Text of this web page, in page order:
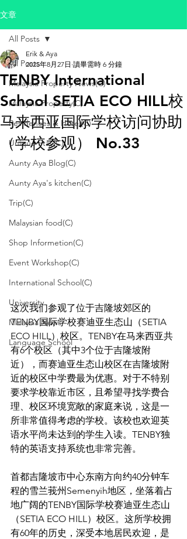
文章
All Posts
Malaysia Property News(C)
Malaysia Property(C)
Residences & Hotel(C)
Unique Stay(C)
Aunty Aya Blog(C)
Aunty Aya's kitchen(C)
Trip(C)
Malaysian food(C)
Shop Informetion(C)
Event Workshop(C)
International School(C)
University
Malaysia News
Language School
All Posts
TENBY International
School SETIA ECO HILL校
马来西亚国际学校访问协助
（学校参观） No.33
Erik & Aya
2025年8月27日 讀畢需時 6 分鐘
这次我们参观了位于吉隆坡郊区的
TENBY国际学校赛迪亚生态山（SETIA
ECO HILL）校区。TENBY在马来西亚共
有6个校区（其中3个位于吉隆坡附
近），而赛迪亚生态山校区在吉隆坡附
近的校区中学费最为优惠。对于不特别
要求学校靠近市区，且希望寻找学费合
理、校区环境宽敞的家庭来说，这是一
所非常值得考虑的学校。该校也欢迎英
语水平尚未达到的学生入读。TENBY独
特的英语支持系统也非常完善。
首都吉隆坡市中心东南方向约40分钟车
程的雪兰莪州Semenyih地区，坐落着占
地广阔的TENBY国际学校赛迪亚生态山
（SETIA ECO HILL）校区。这所学校拥
有60年的历史，深受本地居民欢迎，是